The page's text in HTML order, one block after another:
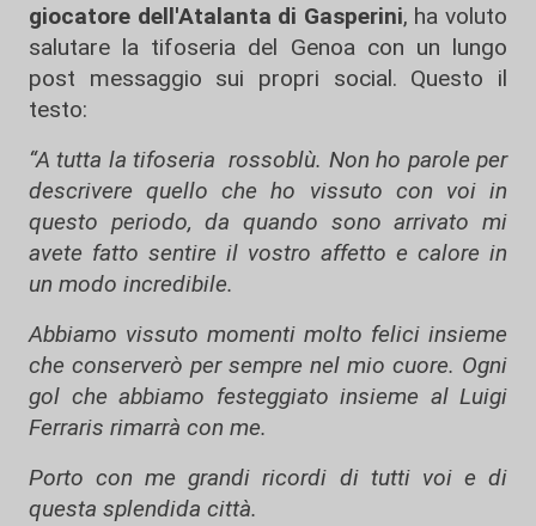
giocatore dell'Atalanta di Gasperini, ha voluto
salutare la tifoseria del Genoa con un lungo
post messaggio sui propri social. Questo il
testo:
“A tutta la tifoseria rossoblù. Non ho parole per
descrivere quello che ho vissuto con voi in
questo periodo, da quando sono arrivato mi
avete fatto sentire il vostro affetto e calore in
un modo incredibile.
Abbiamo vissuto momenti molto felici insieme
che conserverò per sempre nel mio cuore. Ogni
gol che abbiamo festeggiato insieme al Luigi
Ferraris rimarrà con me.
Porto con me grandi ricordi di tutti voi e di
questa splendida città.